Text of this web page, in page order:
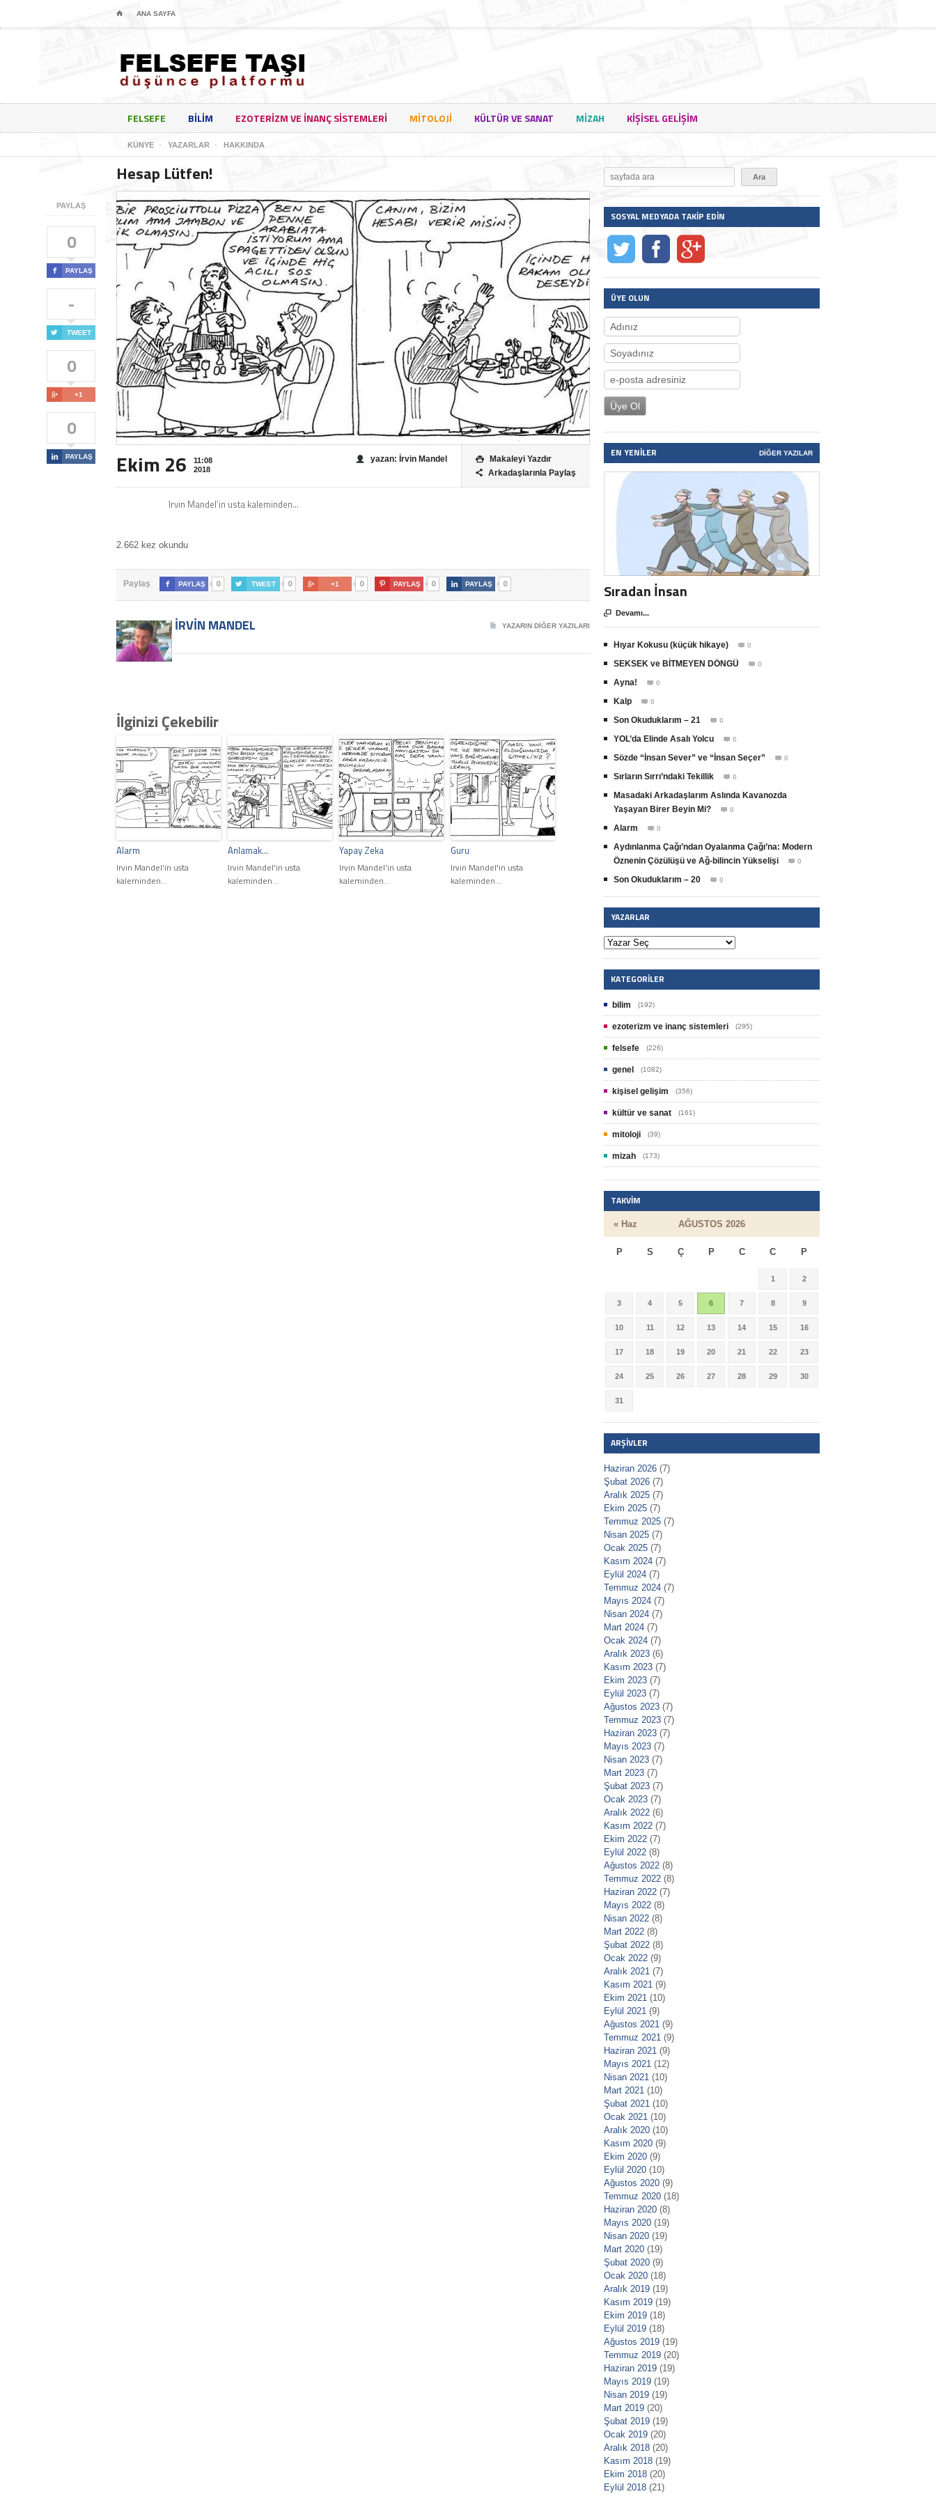
⌂ ANA SAYFA
FELSEFE BILIM EZOTERIZM VE INANÇ SISTEMLERI MITOLOJI KÜLTÜR VE SANAT MIZAH KIŞISEL GELIŞIM
KÜNYE YAZARLAR HAKKINDA
PAYLAŞ
0
 PAYLAŞ
-
 TWEET
0
 +1
0
 PAYLAŞ
Hesap Lütfen!
Ekim 26
11:08
2018
 Makaleyi Yazdır
 Arkadaşlarınla Paylaş
yazan: İrvin Mandel
Irvin Mandel’in usta kaleminden…
2.662 kez okundu
Paylaş  PAYLAŞ 0  TWEET 0  +1 0  PAYLAŞ 0  PAYLAŞ 0
YAZARIN DIĞER YAZILARI
İRVIN MANDEL
İlginizi Çekebilir
Alarm
Irvin Mandel'in usta
kaleminden...
Anlamak…
Irvin Mandel'in usta
kaleminden...
Yapay Zeka
Irvin Mandel'in usta
kaleminden...
Guru
Irvin Mandel'in usta
kaleminden...
SOSYAL MEDYADA TAKIP EDIN
ÜYE OLUN
EN YENILER DIĞER YAZILAR
Sıradan İnsan
 Devamı...
Hıyar Kokusu (küçük hikaye)  0
SEKSEK ve BİTMEYEN DÖNGÜ  0
Ayna!  0
Kalp  0
Son Okuduklarım – 21  0
YOL’da Elinde Asalı Yolcu  0
Sözde “İnsan Sever” ve “İnsan Seçer”  0
Sırların Sırrı’ndaki Tekillik  0
Masadaki Arkadaşlarım Aslında Kavanozda
Yaşayan Birer Beyin Mi?
 0
Alarm  0
Aydınlanma Çağı’ndan Oyalanma Çağı’na: Modern
Öznenin Çözülüşü ve Ağ-bilincin Yükselişi
 0
Son Okuduklarım – 20  0
YAZARLAR
KATEGORILER
bilim (192)
ezoterizm ve inanç sistemleri (295)
felsefe (226)
genel (1082)
kişisel gelişim (356)
kültür ve sanat (161)
mitoloji (39)
mizah (173)
TAKVIM
AĞUSTOS 2026
P S Ç P C C P
« Haz
1 2
3 4 5 6 7 8 9
10 11 12 13 14 15 16
17 18 19 20 21 22 23
24 25 26 27 28 29 30
31
ARŞIVLER
Haziran 2026 (7)
Şubat 2026 (7)
Aralık 2025 (7)
Ekim 2025 (7)
Temmuz 2025 (7)
Nisan 2025 (7)
Ocak 2025 (7)
Kasım 2024 (7)
Eylül 2024 (7)
Temmuz 2024 (7)
Mayıs 2024 (7)
Nisan 2024 (7)
Mart 2024 (7)
Ocak 2024 (7)
Aralık 2023 (6)
Kasım 2023 (7)
Ekim 2023 (7)
Eylül 2023 (7)
Ağustos 2023 (7)
Temmuz 2023 (7)
Haziran 2023 (7)
Mayıs 2023 (7)
Nisan 2023 (7)
Mart 2023 (7)
Şubat 2023 (7)
Ocak 2023 (7)
Aralık 2022 (6)
Kasım 2022 (7)
Ekim 2022 (7)
Eylül 2022 (8)
Ağustos 2022 (8)
Temmuz 2022 (8)
Haziran 2022 (7)
Mayıs 2022 (8)
Nisan 2022 (8)
Mart 2022 (8)
Şubat 2022 (8)
Ocak 2022 (9)
Aralık 2021 (7)
Kasım 2021 (9)
Ekim 2021 (10)
Eylül 2021 (9)
Ağustos 2021 (9)
Temmuz 2021 (9)
Haziran 2021 (9)
Mayıs 2021 (12)
Nisan 2021 (10)
Mart 2021 (10)
Şubat 2021 (10)
Ocak 2021 (10)
Aralık 2020 (10)
Kasım 2020 (9)
Ekim 2020 (9)
Eylül 2020 (10)
Ağustos 2020 (9)
Temmuz 2020 (18)
Haziran 2020 (8)
Mayıs 2020 (19)
Nisan 2020 (19)
Mart 2020 (19)
Şubat 2020 (9)
Ocak 2020 (18)
Aralık 2019 (19)
Kasım 2019 (19)
Ekim 2019 (18)
Eylül 2019 (18)
Ağustos 2019 (19)
Temmuz 2019 (20)
Haziran 2019 (19)
Mayıs 2019 (19)
Nisan 2019 (19)
Mart 2019 (20)
Şubat 2019 (19)
Ocak 2019 (20)
Aralık 2018 (20)
Kasım 2018 (19)
Ekim 2018 (20)
Eylül 2018 (21)